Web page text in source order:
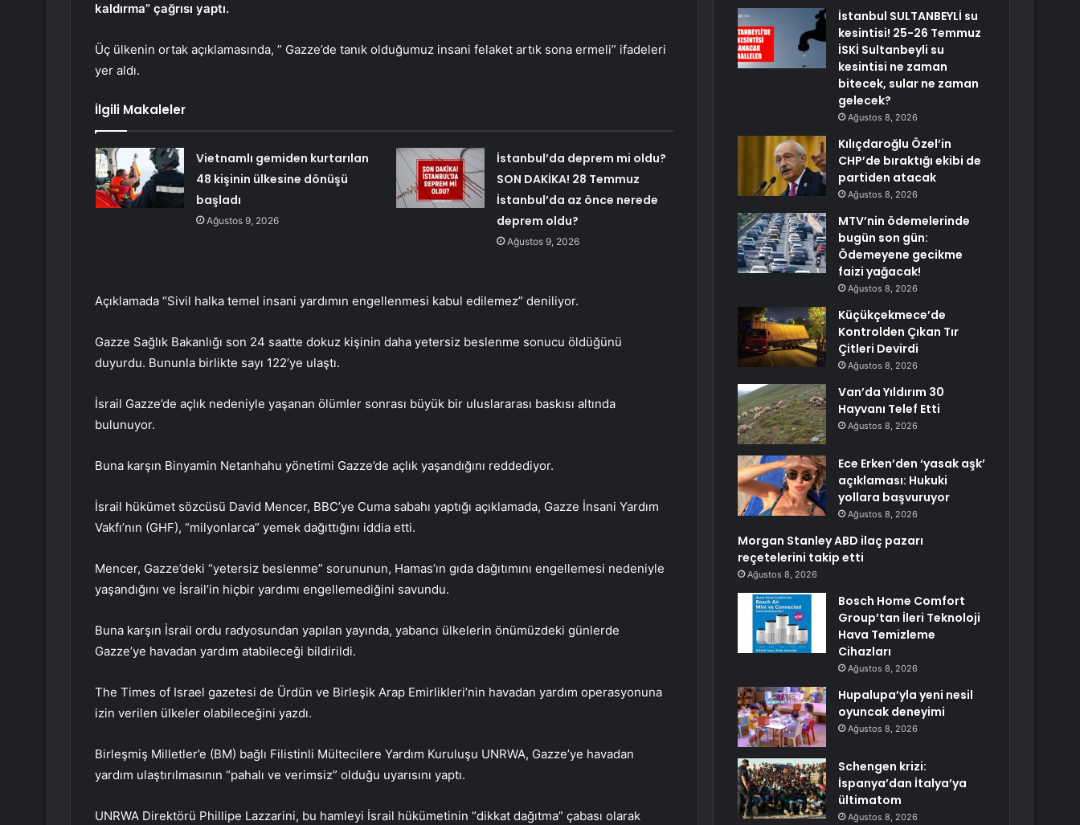
kaldırma” çağrısı yaptı.
Üç ülkenin ortak açıklamasında, ” Gazze’de tanık olduğumuz insani felaket artık sona ermeli” ifadeleri
yer aldı.
İlgili Makaleler
Vietnamlı gemiden kurtarılan
48 kişinin ülkesine dönüşü
başladı
Ağustos 9, 2026
İstanbul’da deprem mi oldu?
SON DAKİKA! 28 Temmuz
İstanbul’da az önce nerede
deprem oldu?
Ağustos 9, 2026
Açıklamada “Sivil halka temel insani yardımın engellenmesi kabul edilemez” deniliyor.
Gazze Sağlık Bakanlığı son 24 saatte dokuz kişinin daha yetersiz beslenme sonucu öldüğünü
duyurdu. Bununla birlikte sayı 122’ye ulaştı.
İsrail Gazze’de açlık nedeniyle yaşanan ölümler sonrası büyük bir uluslararası baskısı altında
bulunuyor.
Buna karşın Binyamin Netanhahu yönetimi Gazze’de açlık yaşandığını reddediyor.
İsrail hükümet sözcüsü David Mencer, BBC’ye Cuma sabahı yaptığı açıklamada, Gazze İnsani Yardım
Vakfı’nın (GHF), “milyonlarca” yemek dağıttığını iddia etti.
Mencer, Gazze’deki “yetersiz beslenme” sorununun, Hamas’ın gıda dağıtımını engellemesi nedeniyle
yaşandığını ve İsrail’in hiçbir yardımı engellemediğini savundu.
Buna karşın İsrail ordu radyosundan yapılan yayında, yabancı ülkelerin önümüzdeki günlerde
Gazze’ye havadan yardım atabileceği bildirildi.
The Times of Israel gazetesi de Ürdün ve Birleşik Arap Emirlikleri’nin havadan yardım operasyonuna
izin verilen ülkeler olabileceğini yazdı.
Birleşmiş Milletler’e (BM) bağlı Filistinli Mültecilere Yardım Kuruluşu UNRWA, Gazze’ye havadan
yardım ulaştırılmasının “pahalı ve verimsiz” olduğu uyarısını yaptı.
UNRWA Direktörü Phillipe Lazzarini, bu hamleyi İsrail hükümetinin “dikkat dağıtma” çabası olarak
İstanbul SULTANBEYLİ su
kesintisi! 25-26 Temmuz
İSKİ Sultanbeyli su
kesintisi ne zaman
bitecek, sular ne zaman
gelecek?
Ağustos 8, 2026
Kılıçdaroğlu Özel’in
CHP’de bıraktığı ekibi de
partiden atacak
Ağustos 8, 2026
MTV’nin ödemelerinde
bugün son gün:
Ödemeyene gecikme
faizi yağacak!
Ağustos 8, 2026
Küçükçekmece’de
Kontrolden Çıkan Tır
Çitleri Devirdi
Ağustos 8, 2026
Van’da Yıldırım 30
Hayvanı Telef Etti
Ağustos 8, 2026
Ece Erken’den ‘yasak aşk’
açıklaması: Hukuki
yollara başvuruyor
Ağustos 8, 2026
Morgan Stanley ABD ilaç pazarı
reçetelerini takip etti
Ağustos 8, 2026
Bosch Home Comfort
Group’tan İleri Teknoloji
Hava Temizleme
Cihazları
Ağustos 8, 2026
Hupalupa’yla yeni nesil
oyuncak deneyimi
Ağustos 8, 2026
Schengen krizi:
İspanya’dan İtalya’ya
ültimatom
Ağustos 8, 2026